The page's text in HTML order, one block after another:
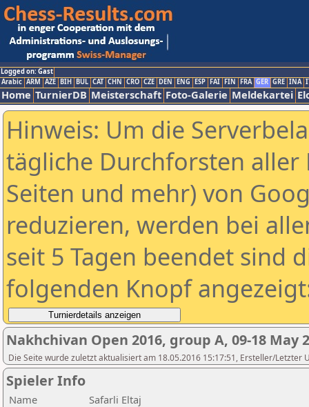
Logged on: Gast
Arabic ARM AZE BIH BUL CAT CHN CRO CZE DEN ENG ESP FAI FIN FRA GER GRE INA
Home TurnierDB Meisterschaft Foto-Galerie Meldekartei
Hinweis: Um die
tägliche Durchforsten aller
Seiten und mehr) von
reduzieren, werden bei
seit 5 Tagen beendet sind
folgenden Knopf
Nakhchivan Open 2016, group A, 09-18 May
Die Seite wurde zuletzt aktualisiert am 18.05.2016 15:17:51, Ersteller/Letzter
Spieler Info
Name
Safarli Eltaj